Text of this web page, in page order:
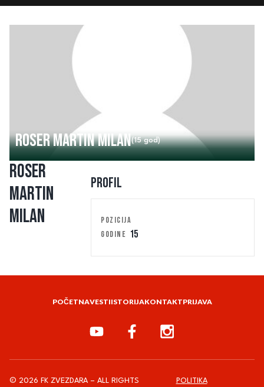
Roser Martin Milan(15 god)
Roser
Martin
Milan
Profil
POZICIJA
GODINE 15
POČETNAVESTIISTORIJAKONTAKTPRIJAVA
© 2026 FK ZVEZDARA – ALL RIGHTS POLITIKA